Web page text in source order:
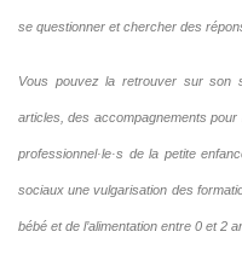
se questionner et chercher des
Vous pouvez la retrouver sur son
articles, des accompagnements
professionnel·le·s de la petite
sociaux une vulgarisation des
bébé et de l’alimentation entre 0 et 2